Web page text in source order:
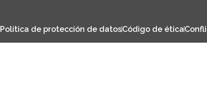
Política de protección de datosCódigo de ética